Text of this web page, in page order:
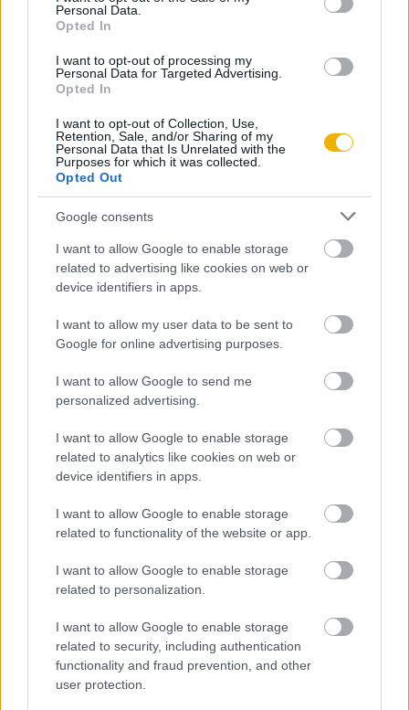
Personal Data.
Opted In
I want to opt-out of processing my
Personal Data for Targeted Advertising.
Opted In
I want to opt-out of Collection, Use,
Retention, Sale, and/or Sharing of my
Personal Data that Is Unrelated with the
Purposes for which it was collected.
Opted Out
Google consents
I want to allow Google to enable storage
related to advertising like cookies on web or
device identifiers in apps.
I want to allow my user data to be sent to
Google for online advertising purposes.
I want to allow Google to send me
personalized advertising.
I want to allow Google to enable storage
related to analytics like cookies on web or
device identifiers in apps.
I want to allow Google to enable storage
related to functionality of the website or app.
I want to allow Google to enable storage
related to personalization.
I want to allow Google to enable storage
related to security, including authentication
functionality and fraud prevention, and other
user protection.
Már előfizetőnk?
Online-on, kattintson ide:
BELÉPÉS.
rendelkezik felhasználói fiókkal, kattintson ide:
REGISZTRÁCIÓ.
Szerző
Erdődy Gábor
A szerző cikkei